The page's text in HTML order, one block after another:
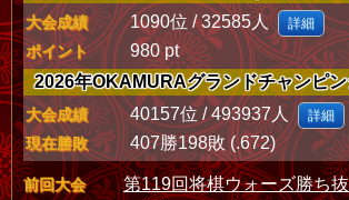
大会成績 1090位 / 32585人 詳細
ポイント
980 pt
2026年OKAMURAグランドチャンピ
大会成績 40157位 / 493937人 詳細
現在勝敗 407勝198敗 (.672)
前回大会
第119回将棋ウォーズ勝ち